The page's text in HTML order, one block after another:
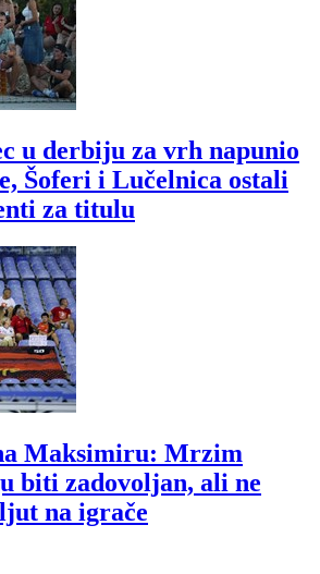
u derbiju za vrh napunio
Šoferi i Lučelnica ostali
za titulu
Maksimiru: Mrzim
biti zadovoljan, ali ne
na igrače